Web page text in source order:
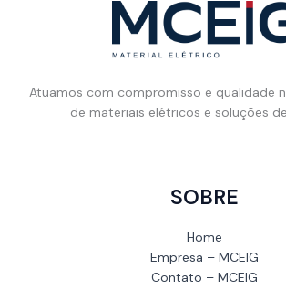
Atuamos com compromisso e qualidade
de materiais elétricos e soluções
SOBRE
Home
Empresa – MCEIG
Contato – MCEIG